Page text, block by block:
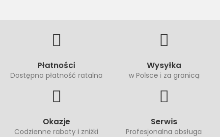
Płatności
Dostępna płatność ratalna
Wysyłka
w Polsce i za granicą
Okazje
Codzienne rabaty i zniżki
Serwis
Profesjonalna obsługa